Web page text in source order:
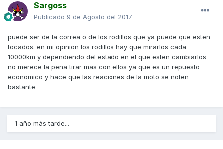
Sargoss
Publicado 9 de Agosto del 2017
puede ser de la correa o de los rodillos que ya puede que esten
tocados. en mi opinion los rodillos hay que mirarlos cada
10000km y dependiendo del estado en el que esten cambiarlos
no merece la pena tirar mas con ellos ya que es un repuesto
economico y hace que las reaciones de la moto se noten
bastante
1 año más tarde...